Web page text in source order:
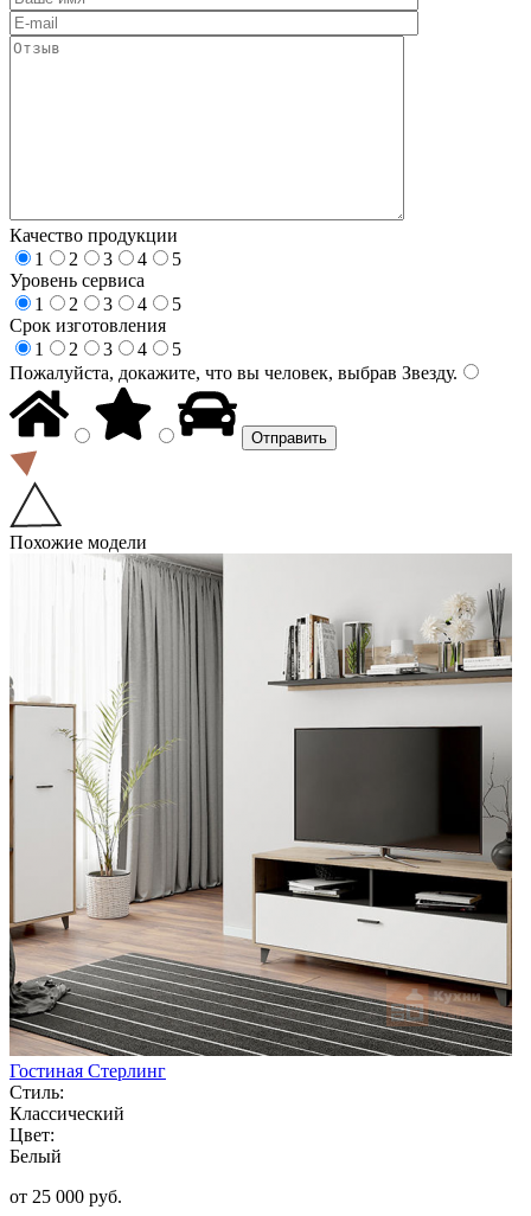
Качество продукции
1
2 3 4
5
Уровень сервиса
1
2 3 4
5
Срок изготовления
1
2 3 4
5
Пожалуйста, докажите, что вы человек, выбрав Звезду.
Похожие модели
Гостиная Стерлинг
Стиль:
Классический
Цвет:
Белый
от 25 000 руб.